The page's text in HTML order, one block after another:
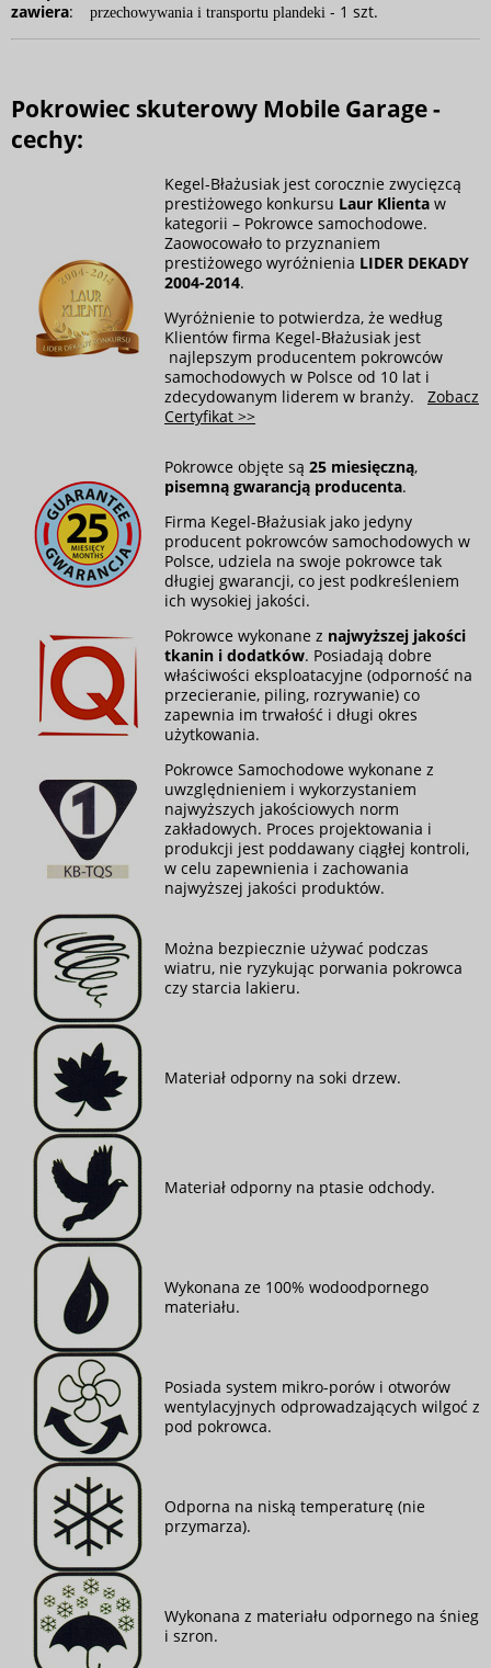
zawiera: przechowywania i transportu plandeki - 1 szt.
Pokrowiec skuterowy Mobile Garage -
cechy:
Kegel-Błażusiak jest corocznie zwycięzcą
prestiżowego konkursu Laur Klienta w
kategorii – Pokrowce samochodowe.
Zaowocowało to przyznaniem
prestiżowego wyróżnienia LIDER DEKADY
2004-2014.
Wyróżnienie to potwierdza, że według
Klientów firma Kegel-Błażusiak jest
najlepszym producentem pokrowców
samochodowych w Polsce od 10 lat i
zdecydowanym liderem w branży. Zobacz
Certyfikat >>
Pokrowce objęte są 25 miesięczną,
pisemną gwarancją producenta.
Firma Kegel-Błażusiak jako jedyny
producent pokrowców samochodowych w
Polsce, udziela na swoje pokrowce tak
długiej gwarancji, co jest podkreśleniem
ich wysokiej jakości.
Pokrowce wykonane z najwyższej jakości
tkanin i dodatków. Posiadają dobre
właściwości eksploatacyjne (odporność na
przecieranie, piling, rozrywanie) co
zapewnia im trwałość i długi okres
użytkowania.
Pokrowce Samochodowe wykonane z
uwzględnieniem i wykorzystaniem
najwyższych jakościowych norm
zakładowych. Proces projektowania i
produkcji jest poddawany ciągłej kontroli,
w celu zapewnienia i zachowania
najwyższej jakości produktów.
Można bezpiecznie używać podczas
wiatru, nie ryzykując porwania pokrowca
czy starcia lakieru.
Materiał odporny na soki drzew.
Materiał odporny na ptasie odchody.
Wykonana ze 100% wodoodpornego
materiału.
Posiada system mikro-porów i otworów
wentylacyjnych odprowadzających wilgoć z
pod pokrowca.
Odporna na niską temperaturę (nie
przymarza).
Wykonana z materiału odpornego na śnieg
i szron.